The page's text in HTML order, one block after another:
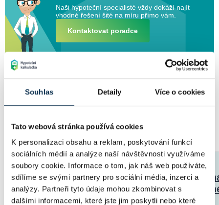
Souhlas Detaily Více o cookies
Tato webová stránka používá cookies
K personalizaci obsahu a reklam, poskytování funkcí
sociálních médií a analýze naší návštěvnosti využíváme
soubory cookie. Informace o tom, jak náš web používáte,
sdílíme se svými partnery pro sociální média, inzerci a
analýzy. Partneři tyto údaje mohou zkombinovat s
dalšími informacemi, které jste jim poskytli nebo které
Naši hypoteční specialisté vždy dokáží najít
vhodné řešení šité na míru přímo vám.
Kontaktovat poradce
Reálné ukázky naší práce
uplynulém roce
Ukázali mi další úhel
pohledu
Odpovídali